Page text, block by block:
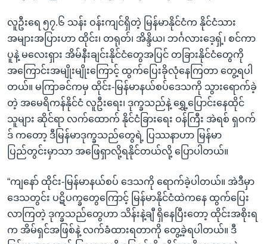
ကျော်
ရန်
လူဦးရေ ၅၇.၆ သန်း ဝန်းကျင်ရှိတဲ့ မြန်မာနိုင်ငံက နိုင်ငံသား
အများအပြားဟာ ထိုင်း၊ တရုတ်၊ အိန္ဒိယ၊ ဘင်္ဂလားဒေ့ရှ့်၊ စင်ကာ
ပူနဲ့ မလေးရှား အိမ်နီးချင်းနိုင်ငံတွေအပြင် တခြားနိုင်ငံတွေကို
အကြောင်းအမျိုးမျိုးကြောင့် ထွက်ပြေးခိုလုံနေကြတာ တွေ့ရပါ
တယ်။ မကြာခင်ကမှ ထိုင်း-မြန်မာနယ်စပ်ဒေသကို သွားရောက်ခဲ့
တဲ့ အမေရိကန်နိုင်ငံ လူဦးရေး၊ ဒုက္ခသည်နဲ့ ရွှေ့ပြောင်းနေထိုင်
သူများ ဆိုင်ရာ လက်ထောက် နိုင်ငံခြားရေး ဝန်ကြီး အဲရစ် ရှဝက်
ဒ် ကတော့ ဒီမြန်မာဒုက္ခသည်တွေရဲ့ ပြဿနာဟာ မြန်မာ
ပြည်တွင်းမှာသာ အဖြေရှာလို့ရနိုင်တယ်လို့ ပြောပါတယ်။
“ကျနော် ထိုင်း-မြန်မာနယ်စပ် ဒေသကို ရောက်ခဲ့ပါတယ်။ အဲဒီမှာ
ဒေသတွင်း ပဋိပက္ခတွေကြောင့် မြန်မာနိုင်ငံထဲကနေ ထွက်ပြေး
လာကြတဲ့ ဒုက္ခသည်တွေဟာ သိန်းနဲ့ချီ ရှိနေပြီးတော့ ထိုင်းအစိုးရ
က အိမ်ရှင်အဖြစ်နဲ့ လက်ခံထားရတာကို တွေ့ခဲ့ရပါတယ်။ ဒီ